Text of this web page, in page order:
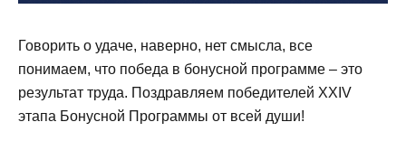
Говорить о удаче, наверно, нет смысла, все
понимаем, что победа в бонусной программе – это
результат труда. Поздравляем победителей ХХIV
этапа Бонусной Программы от всей души!